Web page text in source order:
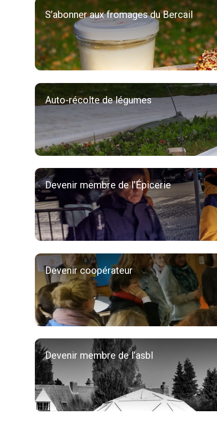
S’abonner aux fromages du Bercail
Auto-récolte de légumes
Devenir membre de l’Épicerie
Devenir coopérateur
Devenir membre de l’asbl